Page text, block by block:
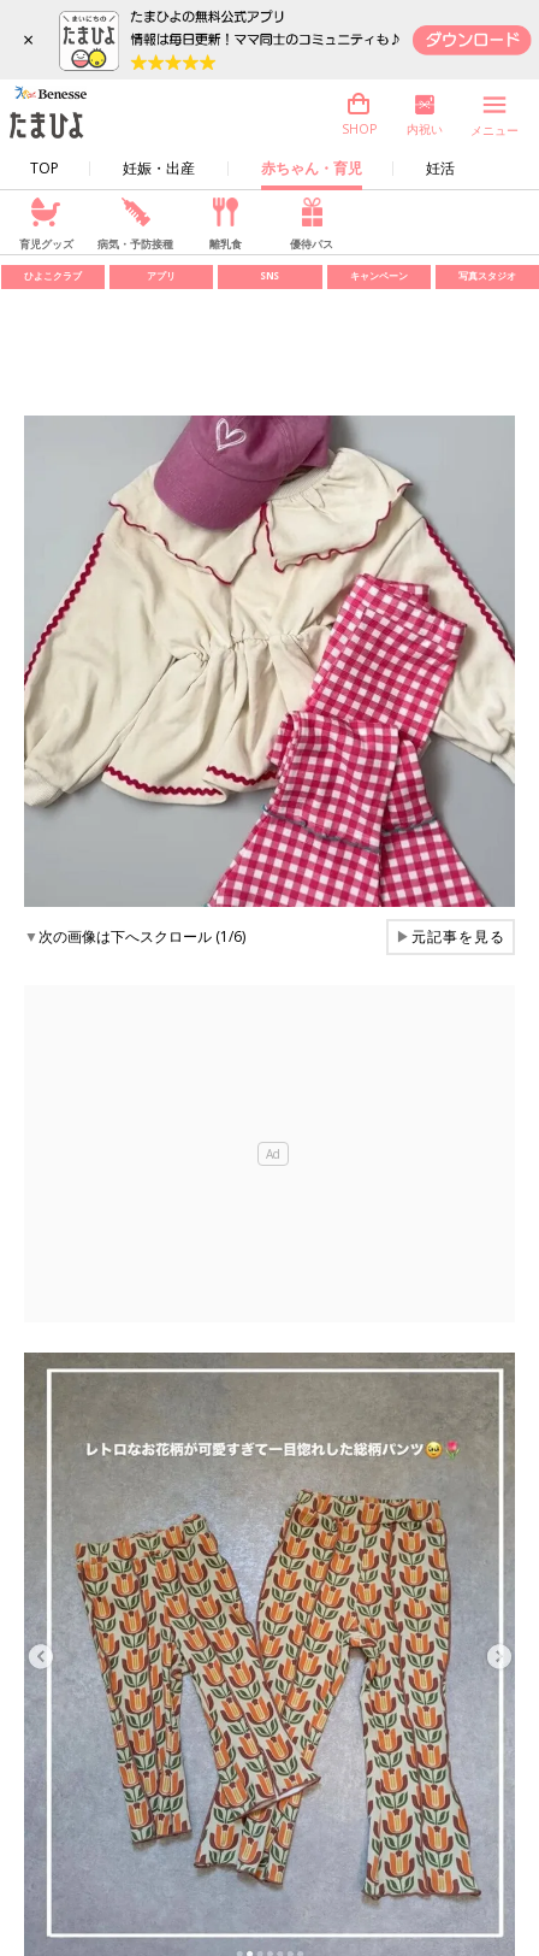
×
TOP 妊娠・出産 赤ちゃん・育児 妊活
SHOP 内祝い メニュー
育児グッズ 病気・予防接種 離乳食 優待パス
ひよこクラブ アプリ SNS キャンペーン 写真スタジオ
▼次の画像は下へスクロール (1/6) ▶元記事を見る